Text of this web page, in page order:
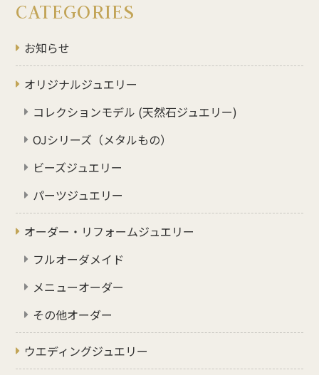
CATEGORIES
お知らせ
オリジナルジュエリー
コレクションモデル (天然石ジュエリー)
OJシリーズ（メタルもの）
ビーズジュエリー
パーツジュエリー
オーダー・リフォームジュエリー
フルオーダメイド
メニューオーダー
その他オーダー
ウエディングジュエリー